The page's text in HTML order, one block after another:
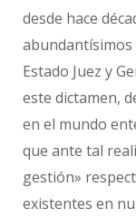
desde hace
abundantísimos
Estado Juez y
este dictamen,
en el mundo
que ante tal
gestión»
existentes en